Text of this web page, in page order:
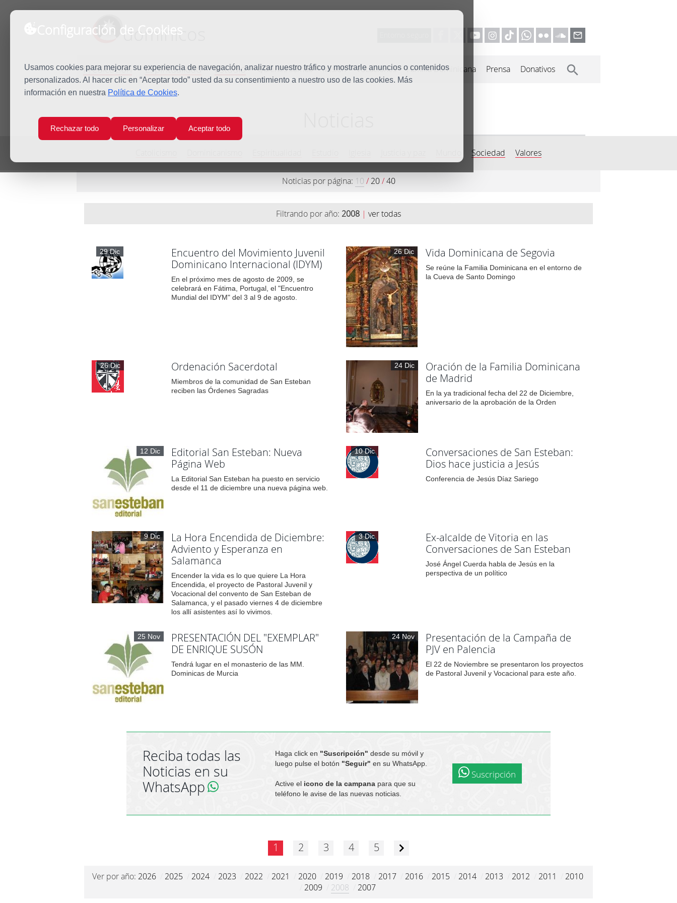
Configuración de Cookies
Usamos cookies para mejorar su experiencia de navegación, analizar nuestro tráfico y mostrarle anuncios o contenidos
personalizados. Al hacer clic en “Aceptar todo” usted da su consentimiento a nuestro uso de las cookies. Más
información en nuestra Política de Cookies.
Rechazar todo Personalizar Aceptar todo
dominicos
Predicación Espiritualidad Estudio Quiénes somos Misión Vocaciones Familia Dominicana Prensa Donativos
Inicio Noticias
Sociedad Valores
Noticias por página: 10 /20 /40
Filtrando por año: 2008 | ver todas
29 Dic
Encuentro del Movimiento Juvenil
Dominicano Internacional (IDYM)
En el próximo mes de agosto de 2009, se
celebrará en Fátima, Portugal, el "Encuentro
Mundial del IDYM" del 3 al 9 de agosto.
26 Dic Vida Dominicana de Segovia
Se reúne la Familia Dominicana en el entorno de
la Cueva de Santo Domingo
26 Dic Ordenación Sacerdotal
Miembros de la comunidad de San Esteban
reciben las Órdenes Sagradas
24 Dic
Oración de la Familia Dominicana
de Madrid
En la ya tradicional fecha del 22 de Diciembre,
aniversario de la aprobación de la Orden
12 Dic
Editorial San Esteban: Nueva
Página Web
La Editorial San Esteban ha puesto en servicio
desde el 11 de diciembre una nueva página web.
10 Dic
Conversaciones de San Esteban:
Dios hace justicia a Jesús
Conferencia de Jesús Díaz Sariego
9 Dic
La Hora Encendida de Diciembre:
Adviento y Esperanza en
Salamanca
Encender la vida es lo que quiere La Hora
Encendida, el proyecto de Pastoral Juvenil y
Vocacional del convento de San Esteban de
Salamanca, y el pasado viernes 4 de diciembre
los allí asistentes así lo vivimos.
3 Dic
Ex-alcalde de Vitoria en las
Conversaciones de San Esteban
José Ángel Cuerda habla de Jesús en la
perspectiva de un político
25 Nov
PRESENTACIÓN DEL "EXEMPLAR"
DE ENRIQUE SUSÓN
Tendrá lugar en el monasterio de las MM.
Dominicas de Murcia
24 Nov
Presentación de la Campaña de
PJV en Palencia
El 22 de Noviembre se presentaron los proyectos
de Pastoral Juvenil y Vocacional para este año.
Reciba todas las
Noticias en su
WhatsApp
Haga click en "Suscripción" desde su móvil y
luego pulse el botón "Seguir" en su WhatsApp.
Active el icono de la campanapara que su
teléfono le avise de las nuevas noticias.
Suscripción
1 2 3 4 5
Ver por año: 2026 2025 2024 2023 2022 2021 2020 2019 2018 2017 2016 2015 2014 2013 2012 2011
2010
2009 2008 2007